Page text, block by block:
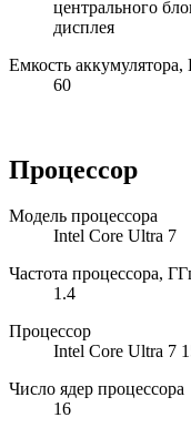
центрального
дисплея
Емкость аккумулятора,
60
Процессор
Модель процессора
Intel Core Ultra 7
Частота процессора,
1.4
Процессор
Intel Core Ultra 7
Число ядер процессора
16